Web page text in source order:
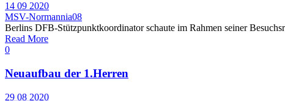
14 09 2020
MSV-Normannia08
Berlins DFB-Stützpunktkoordinator schaute im Rahmen seiner
Read More
0
Neuaufbau der 1.Herren
29 08 2020